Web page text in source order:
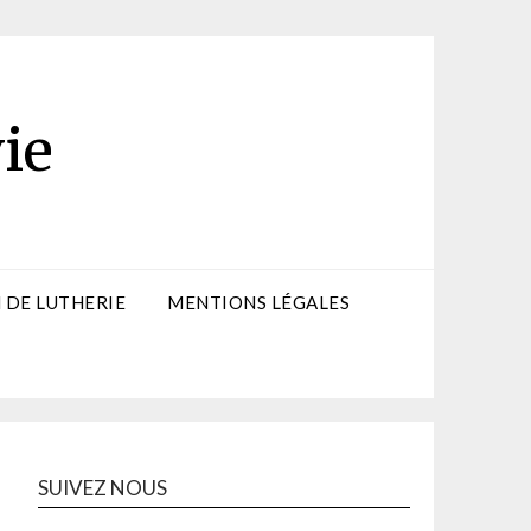
DE LUTHERIE MENTIONS LÉGALES
SUIVEZ NOUS